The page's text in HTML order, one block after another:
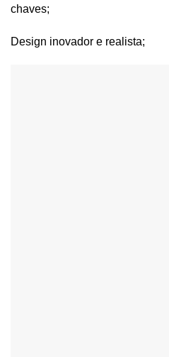
chaves;
Design inovador e realista;